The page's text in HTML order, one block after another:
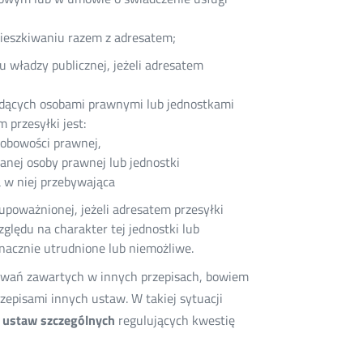
razem z adresatem;
władzy publicznej, jeżeli adresatem
osobami prawnymi lub jednostkami
przesyłki jest:
prawnej,
osoby prawnej lub jednostki
niej przebywająca
jeżeli adresatem przesyłki
na charakter tej jednostki lub
utrudnione lub niemożliwe.
zawartych w innych przepisach, bowiem
innych ustaw. W takiej sytuacji
szczególnych regulujących kwestię